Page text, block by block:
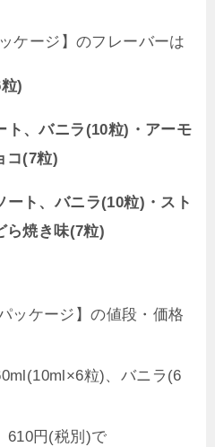
ケージ】のフレーバーは
)
ト、バニラ(10粒)・アーモ
コ(7粒)
ート、バニラ(10粒)・スト
ら焼き味(7粒)
ッケージ】の値段・価格
粒)、バニラ(6
610円(税別)で